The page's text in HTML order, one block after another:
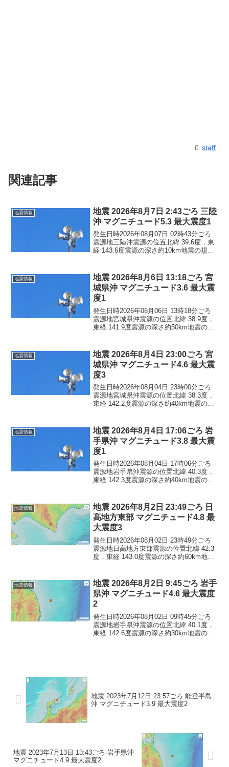
staff
関連記事
地震情報
地震 2026年8月7日 2:43ごろ 三陸
沖 マグニチュード5.3 最大震度1
発生日時2026年08月07日 02時43分ごろ
震源地三陸沖震源の位置北緯 39.6度，東
経 143.6度震源の深さ約10km地震の規模
震度1青森県青森南部町階上...
地震情報
地震 2026年8月6日 13:18ごろ 宮
城県沖 マグニチュード3.6 最大震
度1
発生日時2026年08月06日 13時18分ごろ
震源地宮城県沖震源の位置北緯 38.9度，
東経 141.9度震源の深さ約50km地震の規
ん。震度1岩手県大船渡市陸前...
地震情報
地震 2026年8月4日 23:00ごろ 宮
城県沖 マグニチュード4.6 最大震
度3
発生日時2026年08月04日 23時00分ごろ
震源地宮城県沖震源の位置北緯 38.3度，
東経 142.2度震源の深さ約40km地震の規
ん。震度3宮城県石巻市震度2...
地震情報
地震 2026年8月4日 17:06ごろ 岩
手県沖 マグニチュード3.8 最大震
度1
発生日時2026年08月04日 17時06分ごろ
震源地岩手県沖震源の位置北緯 40.3度，
東経 142.3度震源の深さ約40km地震の規
ん。震度1青森県八戸市五戸町...
地震情報
地震 2026年8月2日 23:49ごろ 日
高地方東部 マグニチュード4.8 最
大震度3
発生日時2026年08月02日 23時49分ごろ
震源地日高地方東部震源の位置北緯 42.3
度，東経 143.0度震源の深さ約60km地震
せん。震度3北海道新ひだか...
地震情報
地震 2026年8月2日 9:45ごろ 岩手
県沖 マグニチュード4.6 最大震度
2
発生日時2026年08月02日 09時45分ごろ
震源地岩手県沖震源の位置北緯 40.1度，
東経 142.6度震源の深さ約30km地震の規
地震 2023年7月12日 23:57ごろ 能登半島
沖 マグニチュード3.9 最大震度2
地震 2023年7月13日 13:43ごろ 岩手県沖
マグニチュード4.9 最大震度2